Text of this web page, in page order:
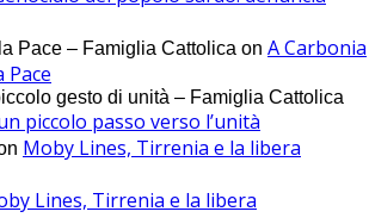
Pace – Famiglia Cattolica on A Carbonia
Pace
gesto di unità – Famiglia Cattolica
piccolo passo verso l’unità
Moby Lines, Tirrenia e la libera
Lines, Tirrenia e la libera